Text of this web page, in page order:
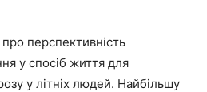
про перспективність
у спосіб життя для
у літніх людей. Найбільшу